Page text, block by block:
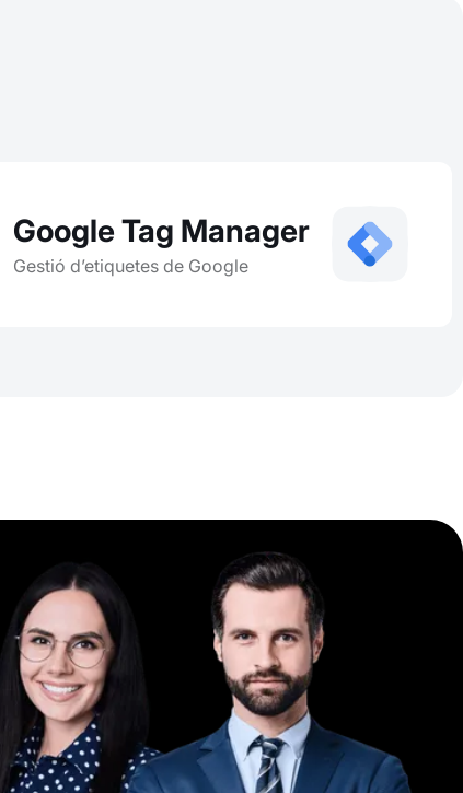
Google Tag Manager
Gestió d’etiquetes de Google